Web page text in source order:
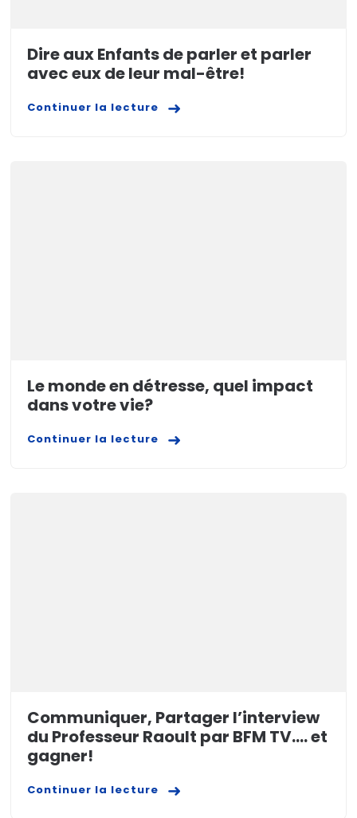
Dire aux Enfants de parler et parler
avec eux de leur mal-être!
Continuer la lecture
Le monde en détresse, quel impact
dans votre vie?
Continuer la lecture
Communiquer, Partager l’interview
du Professeur Raoult par BFM TV…. et
gagner!
Continuer la lecture